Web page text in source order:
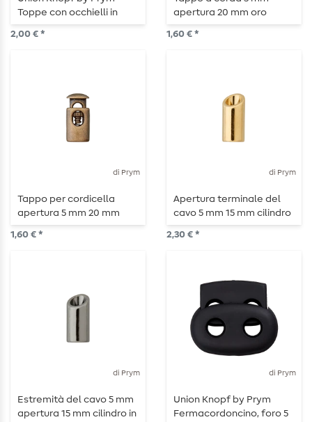
Toppe con occhielli in
similpelle, foro 8 mm, 30
2,00 € *
apertura 20 mm oro
lucido
1,60 € *
di Prym
Tappo per cordicella
apertura 5 mm 20 mm
ottone antico opaco
1,60 € *
di Prym
Apertura terminale del
cavo 5 mm 15 mm cilindro
oro
2,30 € *
di Prym
Estremità del cavo 5 mm
apertura 15 mm cilindro in
di Prym
Union Knopf by Prym
Fermacordoncino, foro 5